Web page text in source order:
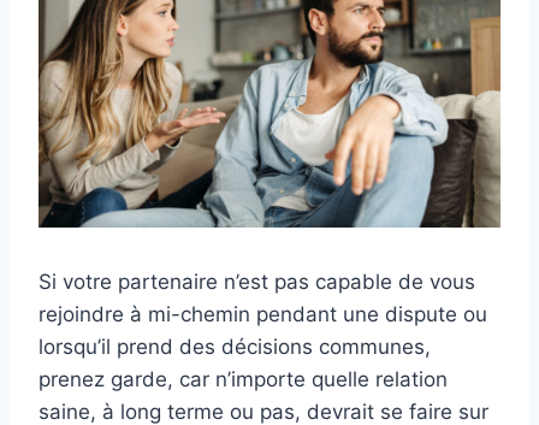
Si votre partenaire n’est pas capable de vous
rejoindre à mi-chemin pendant une dispute ou
lorsqu’il prend des décisions communes,
prenez garde, car n’importe quelle relation
saine, à long terme ou pas, devrait se faire sur